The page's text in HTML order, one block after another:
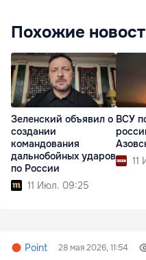
Похожие
Зеленский объявил о
создании
командования
дальнобойных ударов
по России
11 Июл. 09:25
ВСУ
11
Point 28 мая 2026, 11:54